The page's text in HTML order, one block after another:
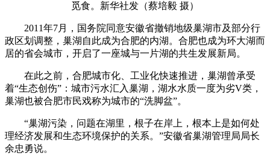
觅食。新华社发（蔡培毅 摄）
2011年7月，国务院同意安徽省撤销地级巢湖市及部分行
政区划调整，巢湖自此成为合肥的内湖。合肥也成为环大湖而
居的省会城市，开启了一座城与一片湖的共生发展新局。
在此之前，合肥城市化、工业化快速推进，巢湖曾承受
着“生态创伤”：城市污水汇入巢湖，湖水水质一度为劣V类，
巢湖也被合肥市民戏称为城市的“洗脚盆”。
“巢湖污染，问题在湖里，根子在岸上，根本上是如何处
理经济发展和生态环境保护的关系。”安徽省巢湖管理局局长
余忠勇说。